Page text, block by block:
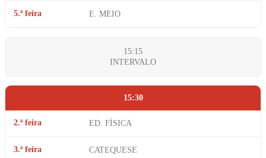
5.ª feira E. MEIO
15:15
INTERVALO
15:30
2.ª feira ED. FÍSICA
3.ª feira CATEQUESE